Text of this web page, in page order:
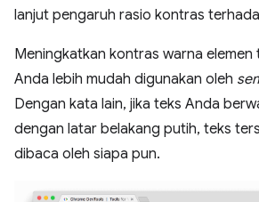
lanjut pengaruh rasio kontras
Meningkatkan kontras warna elemen
Anda lebih mudah digunakan oleh
Dengan kata lain, jika teks Anda
dengan latar belakang putih, teks
dibaca oleh siapa pun.